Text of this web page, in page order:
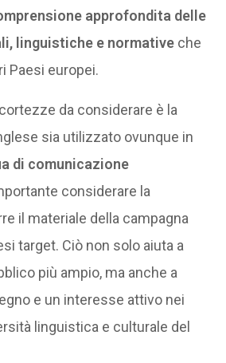
approfondita delle
linguistiche e normative che
Paesi europei.
da considerare è la
sia utilizzato ovunque in
di comunicazione
considerare la
il materiale della campagna
target. Ciò non solo aiuta a
più ampio, ma anche a
e un interesse attivo nei
linguistica e culturale del